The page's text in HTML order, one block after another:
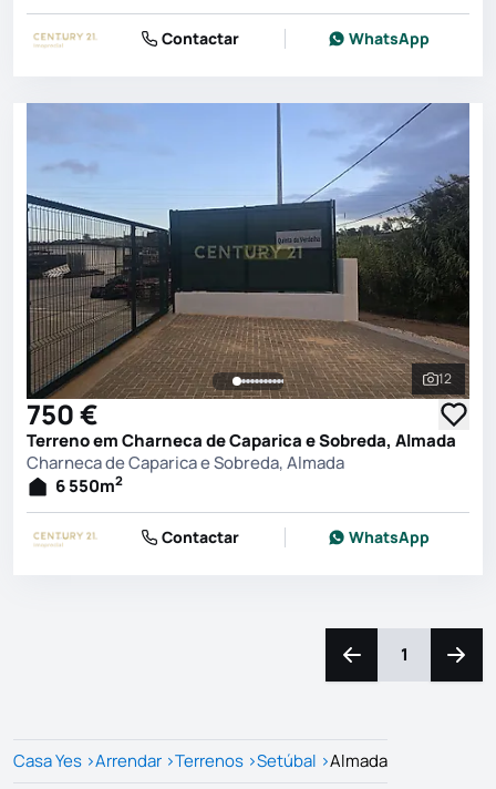
Contactar WhatsApp
Ver
12
750 €
Terreno em Charneca de Caparica e Sobreda, Almada
Charneca de Caparica e Sobreda, Almada
6 550m2
Contactar WhatsApp
Navegação para a
1
Casa Yes >Arrendar >Terrenos >Setúbal >Almada